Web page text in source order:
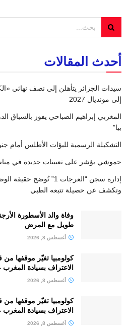
أحدث المقالات
سيدات الجزائر يتأهلن إلى نصف نهائي
إلى مونديال 2027
المغربي إبراهيم الصباحي يفوز بالسباق
بيا”
التشكيلة الرسمية للبؤات الأطلس أمام
حموشي يؤشر على تعيينات جديدة في
إدارة سجن “العرجات 1”
وتكشف عن حصيلة تتبعه الطبي
وفاة والد الأسطورة
طويل مع المرض
أغسطس 8, 2026
كولومبيا تغيّر موقفها
الاعتراف بسيادة المغرب
أغسطس 8, 2026
كولومبيا تغيّر موقفها
الاعتراف بسيادة المغرب
أغسطس 8, 2026